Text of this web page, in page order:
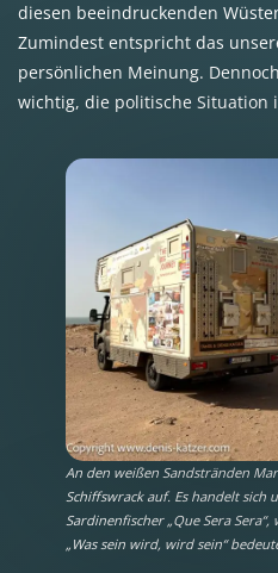
diesen beeindruckenden
Zumindest entspricht das
persönlichen Meinung.
wichtig, die politische Situation
An den weißen Sandstränden
Schiffswrack auf. Es handelt sich
Sardinenfischer „Que Sera
„Was sein wird, wird sein“